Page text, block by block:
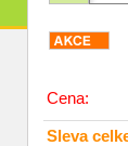
Cena:
Sleva